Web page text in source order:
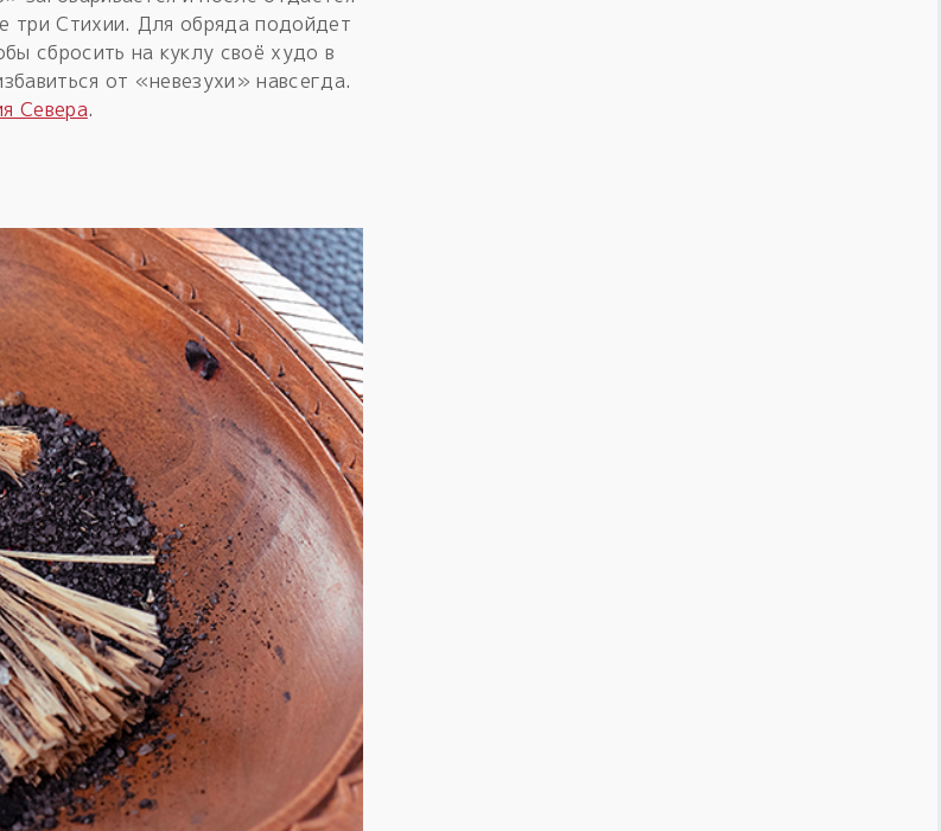
три Стихии. Для обряда подойдет
сбросить на куклу своё худо в
от «невезухи» навсегда.
Севера.